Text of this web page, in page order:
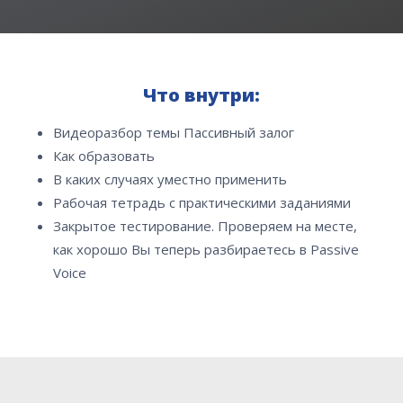
Что внутри:
Видеоразбор темы Пассивный залог
Как образовать
В каких случаях уместно применить
Рабочая тетрадь с практическими заданиями
Закрытое тестирование. Проверяем на месте,
как хорошо Вы теперь разбираетесь в Passive
Voice